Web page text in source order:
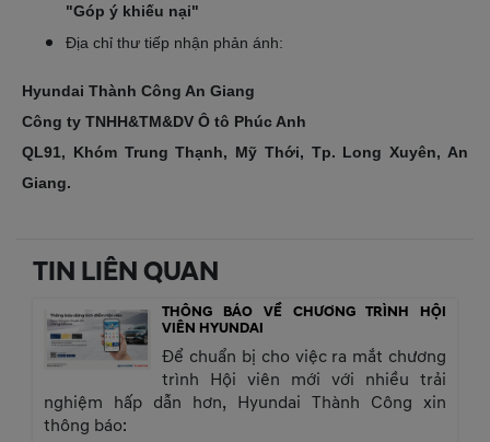
"Góp ý khiếu nại"
Địa chỉ thư tiếp nhận phản ánh:
Hyundai Thành Công An Giang
Công ty TNHH&TM&DV Ô tô Phúc Anh
QL91, Khóm Trung Thạnh, Mỹ Thới, Tp. Long Xuyên, An
Giang.
TIN LIÊN QUAN
THÔNG BÁO VỀ CHƯƠNG TRÌNH HỘI
VIÊN HYUNDAI
Để chuẩn bị cho việc ra mắt chương
trình Hội viên mới với nhiều trải
nghiệm hấp dẫn hơn, Hyundai Thành Công xin
thông báo: